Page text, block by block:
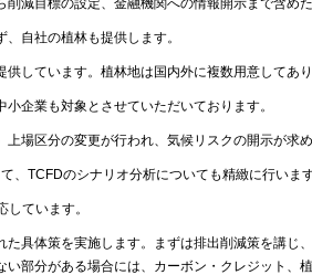
減目標の設定、金融機関への情報開示まで含め
自社の植林も提供します。
しています。植林地は国内外に複数用意してあり
企業も対象とさせていただいております。
場区分の変更が行われ、気候リスクの開示が求
、TCFDのシナリオ分析についても精緻に行います
ています。
た具体策を実施します。まずは排出削減策を講じ
部分がある場合には、カーボン・クレジット、